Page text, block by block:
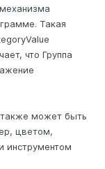
Такая
что Группа
может быть
цветом,
инструментом